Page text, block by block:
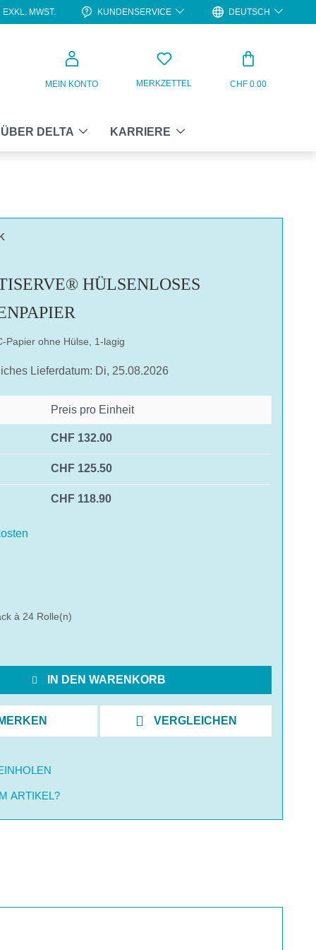
EXKL. MWST. KUNDENSERVICE DEUTSCH
MEIN KONTO MERKZETTEL CHF 0.00
ÜBER DELTA KARRIERE
HÜLSENLOSES
Papier ohne Hülse, 1-lagig
Lieferdatum: Di, 25.08.2026
Preis pro Einheit
CHF 132.00
CHF 125.50
CHF 118.90
à 24 Rolle(n)
IN DEN WARENKORB
MERKEN VERGLEICHEN
ARTIKEL?